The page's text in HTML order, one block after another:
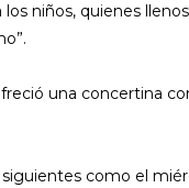
niños, quienes
una concertina
como el